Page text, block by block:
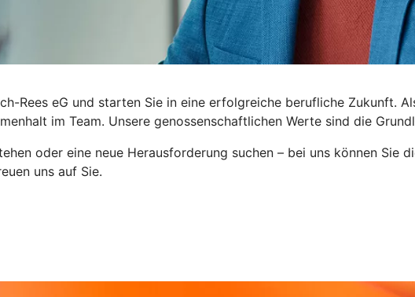
Rees eG und starten Sie in eine erfolgreiche berufliche Zukunft.
im Team. Unsere genossenschaftlichen Werte sind die
oder eine neue Herausforderung suchen – bei uns können
uns auf Sie.